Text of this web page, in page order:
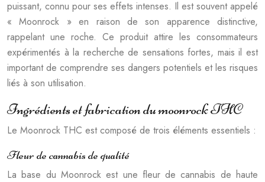
puissant, connu pour ses effets intenses. Il est souvent appelé
« Moonrock » en raison de son apparence distinctive,
rappelant une roche. Ce produit attire les consommateurs
expérimentés à la recherche de sensations fortes, mais il est
important de comprendre ses dangers potentiels et les risques
liés à son utilisation.
Ingrédients et fabrication du moonrock THC
Le Moonrock THC est composé de trois éléments essentiels :
Fleur de cannabis de qualité
La base du Moonrock est une fleur de cannabis de haute